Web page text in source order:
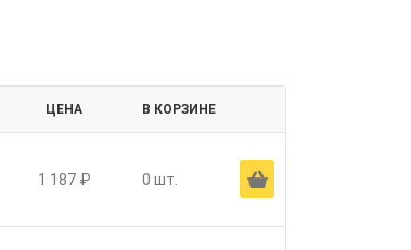
ЦЕНА В КОРЗИНЕ
1 187 ₽ 0 шт. Ä